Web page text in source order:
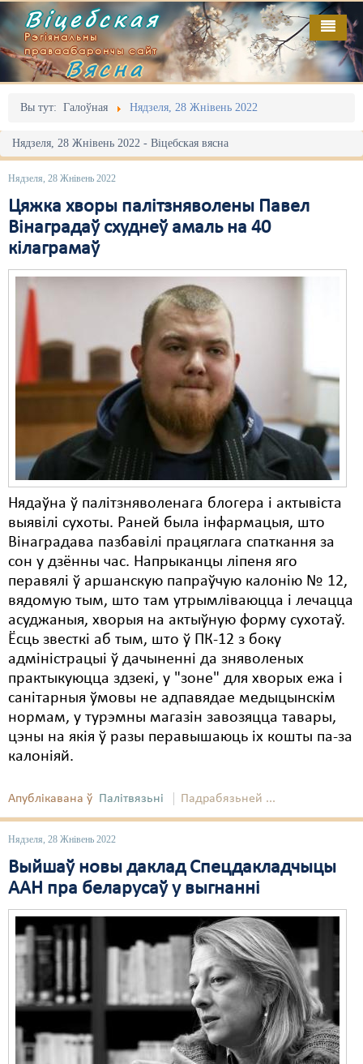
Віцебская
Рэгіянальны
праваабарончы сайт
Вясна
Вы тут: Галоўная Нядзеля, 28 Жнівень 2022
Нядзеля, 28 Жнівень 2022 - Віцебская вясна
Нядзеля, 28 Жнівень 2022
Цяжка хворы палітзняволены Павел
Вінаградаў схуднеў амаль на 40
кілаграмаў
Нядаўна ў палітзняволенага блогера і актывіста
выявілі сухоты. Раней была інфармацыя, што
Вінаградава пазбавілі працяглага спаткання за
сон у дзённы час. Напрыканцы ліпеня яго
перавялі ў аршанскую папраўчую калонію № 12,
вядомую тым, што там утрымліваюцца і лечацца
асуджаныя, хворыя на актыўную форму сухотаў.
Ёсць звесткі аб тым, што ў ПК-12 з боку
адміністрацыі ў дачыненні да зняволеных
практыкуюцца здзекі, у "зоне" для хворых ежа і
санітарныя ўмовы не адпавядае медыцынскім
нормам, у турэмны магазін завозяцца тавары,
цэны на якія ў разы перавышаюць іх кошты па-за
калоніяй.
Апублікавана ў Палітвязьні Падрабязьней ...
Нядзеля, 28 Жнівень 2022
Выйшаў новы даклад Спецдакладчыцы
ААН пра беларусаў у выгнанні
Галоўная
Адміністрацыйны перасьлед
Акцыі
Выбары
Грамадзянскія ініцыятывы
Дзяржава
Дыскрымінацыя
Затрыманьні
КПЧ ААН
Культурныя правы
ЛПП
Мігранты
Мірныя сходы
Палітвязьні
Праваабаронцы
Правы дзіцяці
Пэнітэнцыярная сыстэма
Распальваньне варожасьці
Рознае
Свабода слова
Суд
Экалёгія
Правы працоўных
Сацыяльныя правы
Выданьні
Відэа
Пра нас
RSS